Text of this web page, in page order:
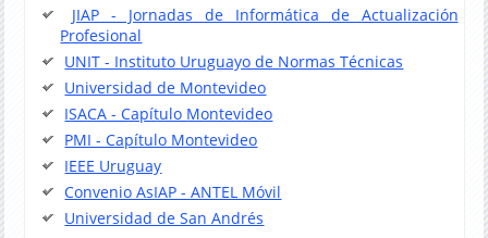
JIAP - Jornadas de Informática de Actualización
Profesional
UNIT - Instituto Uruguayo de Normas Técnicas
Universidad de Montevideo
ISACA - Capítulo Montevideo
PMI - Capítulo Montevideo
IEEE Uruguay
Convenio AsIAP - ANTEL Móvil
Universidad de San Andrés